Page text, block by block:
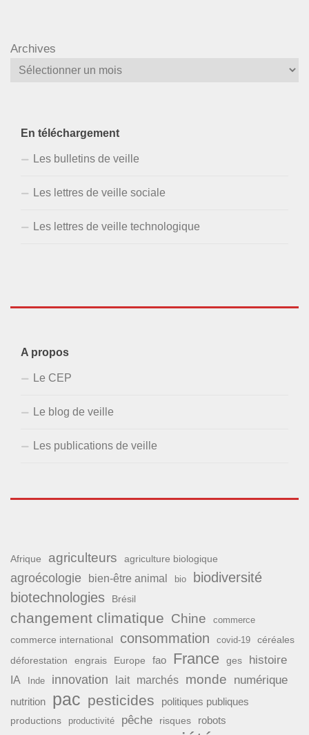
Archives
En téléchargement
Les bulletins de veille
Les lettres de veille sociale
Les lettres de veille technologique
A propos
Le CEP
Le blog de veille
Les publications de veille
Afrique agriculteurs agriculture biologique
agroécologie bien-être animal bio
biodiversité
biotechnologies
Brésil
changement climatique Chine commerce
commerce international consommation covid-19 céréales
déforestation engrais Europe fao France ges histoire
IA Inde innovation lait marchés monde numérique
nutrition pac pesticides politiques publiques
productions productivité pêche risques robots